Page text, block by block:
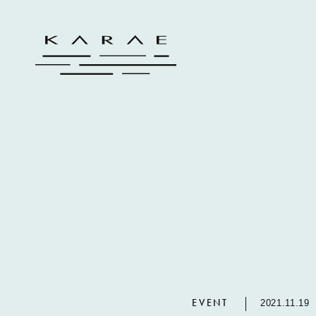
EVENT 2021.11.19